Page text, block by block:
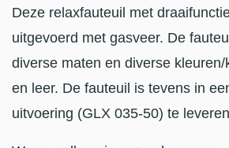
Deze relaxfauteuil met
uitgevoerd met gasveer. De
diverse maten en diverse
en leer. De fauteuil is tevens in
uitvoering (GLX 035-50) te